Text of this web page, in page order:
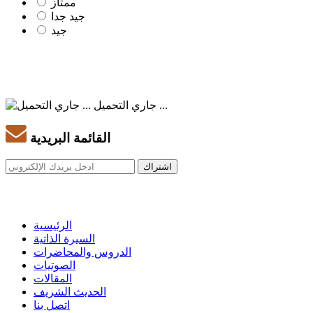
ممتاز
جيد جدا
جيد
جاري التحميل ...
القائمة البريدية
الرئيسية
السيرة الذاتية
الدروس والمحاضرات
الصوتيات
المقالات
الحديث الشريف
اتصل بنا